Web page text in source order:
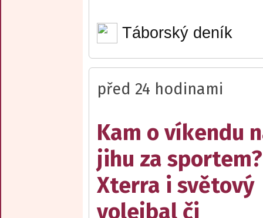
Táborský deník
před 24 hodinami
Kam o víkendu
jihu za sportem?
Xterra i světový
volejbal či